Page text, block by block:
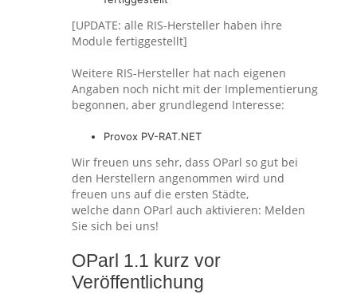
[UPDATE: alle RIS-Hersteller haben ihre
Module fertiggestellt]
Weitere RIS-Hersteller hat nach eigenen
Angaben noch nicht mit der Implementierung
begonnen, aber grundlegend Interesse:
Provox PV-RAT.NET
Wir freuen uns sehr, dass OParl so gut bei
den Herstellern angenommen wird und
freuen uns auf die ersten Städte,
welche dann OParl auch aktivieren: Melden
Sie sich bei uns!
OParl 1.1 kurz vor
Veröffentlichung